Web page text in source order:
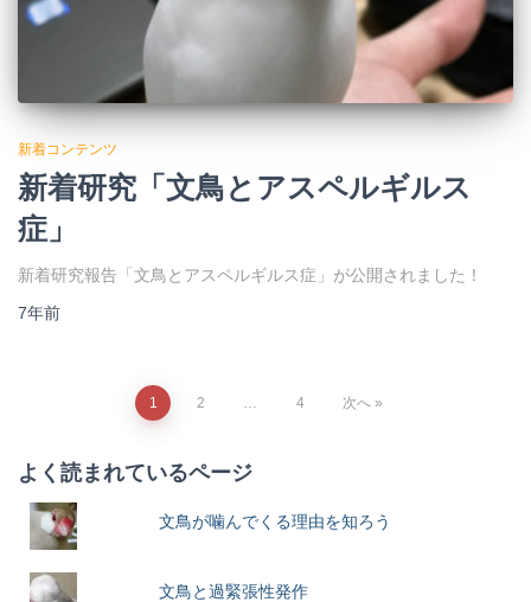
新着コンテンツ
新着研究「文鳥とアスペルギルス
症」
新着研究報告「文鳥とアスペルギルス症」が公開されました！
7年前
1 2 4 次へ
よく読まれているページ
文鳥が噛んでくる理由を知ろう
文鳥と過緊張性発作